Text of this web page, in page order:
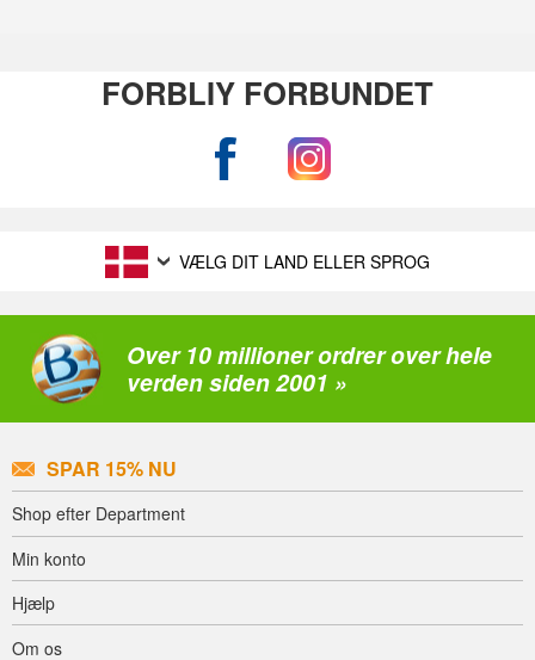
FORBLIY FORBUNDET
VÆLG DIT LAND ELLER SPROG
Over 10 millioner ordrer over hele
verden siden 2001 »
SPAR 15% NU
Shop efter Department
Min konto
Hjælp
Om os